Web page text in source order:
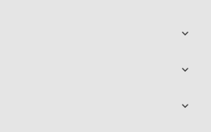


